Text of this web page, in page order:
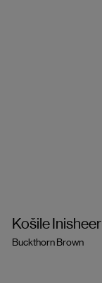
Košile Inisheer
Buckthorn Brown